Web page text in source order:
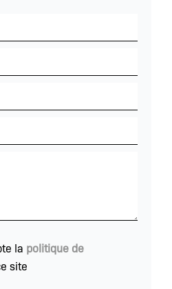
la politique de
site